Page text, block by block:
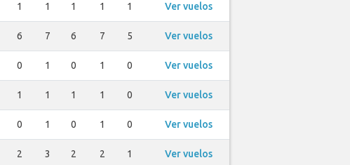
1 1 1 1 1 Ver vuelos
6 7 6 7 5 Ver vuelos
0 1 0 1 0 Ver vuelos
1 1 1 1 0 Ver vuelos
0 1 0 1 0 Ver vuelos
2 3 2 2 1 Ver vuelos